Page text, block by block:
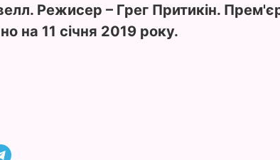
Режисер – Грег Притикін.
на 11 січня 2019 року.